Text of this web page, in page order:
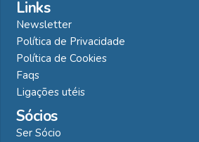
Links
Newsletter
Política de Privacidade
Política de Cookies
Faqs
Ligações utéis
Sócios
Ser Sócio